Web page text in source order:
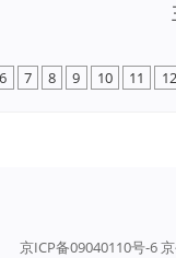
6 7 8 9 10 11 12
京ICP备09040110号-6